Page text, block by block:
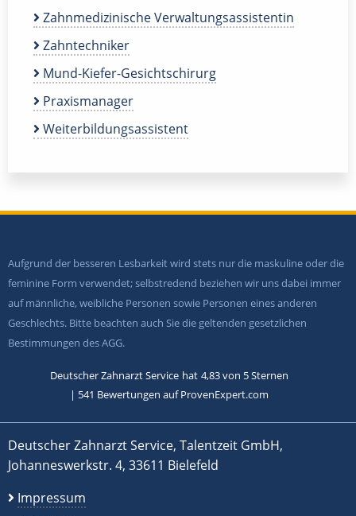
Zahnmedizinische Verwaltungsassistentin
Zahntechniker
Mund-Kiefer-Gesichtschirurg
Praxismanager
Weiterbildungsassistent
Aufgrund der besseren Lesbarkeit wird stets nur die maskuline oder die
feminine Form verwendet; selbstredend beziehen wir uns dabei immer
auf männliche, weibliche Personen sowie Personen eines anderen
Geschlechts. Bitte beachten auch Sie die geltenden gesetzlichen
Bestimmungen des AGG.
Deutscher Zahnarzt Service hat 4,83von 5Sternen
| 541 Bewertungen auf ProvenExpert.com
Deutscher Zahnarzt Service, Talentzeit GmbH,
Johanneswerkstr. 4, 33611 Bielefeld
Impressum